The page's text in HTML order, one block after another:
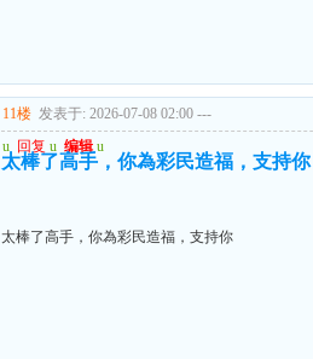
11楼 发表于: 2026-07-08 02:00 ---
u 回复 u 编辑 u
太棒了高手，你為彩民造福，支持你
太棒了高手，你為彩民造福，支持你